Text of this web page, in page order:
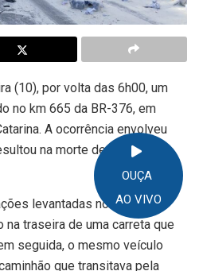
OUÇA
AO VIVO
(10), por volta das 6h00, um
no km 665 da BR-376, em
A ocorrência envolveu
na morte de um dos
levantadas no local, um
na traseira de uma carreta que
seguida, o mesmo veículo
que transitava pela